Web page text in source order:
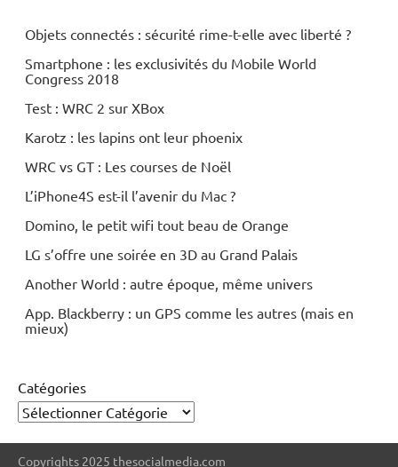
Objets connectés : sécurité rime-t-elle avec liberté ?
Smartphone : les exclusivités du Mobile World
Congress 2018
Test : WRC 2 sur XBox
Karotz : les lapins ont leur phoenix
WRC vs GT : Les courses de Noël
L’iPhone4S est-il l’avenir du Mac ?
Domino, le petit wifi tout beau de Orange
LG s’offre une soirée en 3D au Grand Palais
Another World : autre époque, même univers
App. Blackberry : un GPS comme les autres (mais en
mieux)
Catégories
Copyrights 2025 thesocialmedia.com